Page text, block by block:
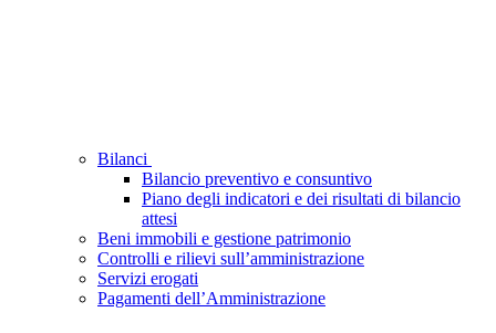
Bilanci
Bilancio preventivo e consuntivo
Piano degli indicatori e dei risultati di bilancio
attesi
Beni immobili e gestione patrimonio
Controlli e rilievi sull’amministrazione
Servizi erogati
Pagamenti dell’Amministrazione